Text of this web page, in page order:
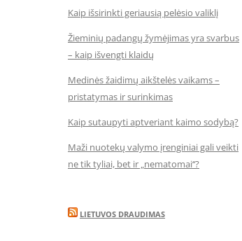
Kaip išsirinkti geriausią pelėsio valiklį
Žieminių padangų žymėjimas yra svarbus
– kaip išvengti klaidų
Medinės žaidimų aikštelės vaikams –
pristatymas ir surinkimas
Kaip sutaupyti aptveriant kaimo sodybą?
Maži nuotekų valymo įrenginiai gali veikti
ne tik tyliai, bet ir „nematomai‘‘?
LIETUVOS DRAUDIMAS